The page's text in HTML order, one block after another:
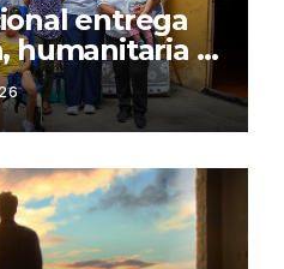
entrega
humanitaria y
Lara a
de